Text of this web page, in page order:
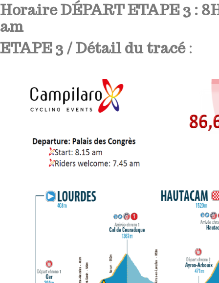
Horaire DÉPART ETAPE 3 :
am
ETAPE 3 / Détail du tracé: